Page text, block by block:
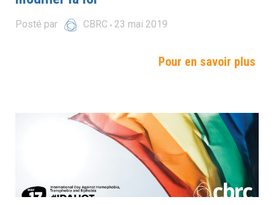
Posté par CBRC 23 mai 2019
Pour en savoir plus